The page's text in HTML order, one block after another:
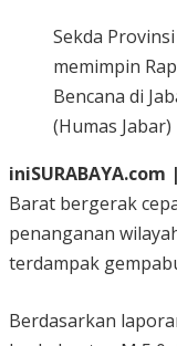
Sekda
memimpin
Bencana di
(Humas Jabar)
iniSURABAYA.com
Barat bergerak
penanganan
terdampak
Berdasarkan